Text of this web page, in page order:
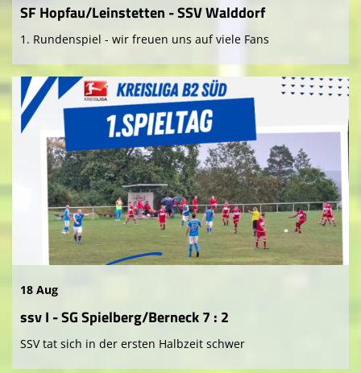
SF Hopfau/Leinstetten - SSV Walddorf
1. Rundenspiel - wir freuen uns auf viele Fans
18 Aug
ssv I - SG Spielberg/Berneck 7 : 2
SSV tat sich in der ersten Halbzeit schwer